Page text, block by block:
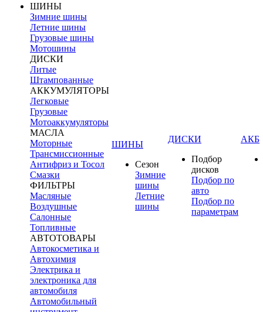
ШИНЫ
Зимние шины
Летние шины
Грузовые шины
Мотошины
ДИСКИ
Литые
Штампованные
АККУМУЛЯТОРЫ
Легковые
Грузовые
Мотоаккумуляторы
МАСЛА
Моторные
Трансмиссионные
Антифриз и Тосол
Смазки
ФИЛЬТРЫ
Масляные
Воздушные
Салонные
Топливные
АВТОТОВАРЫ
Автокосметика и
Автохимия
Электрика и
электроника для
автомобиля
Автомобильный
ШИНЫ
Сезон
Зимние
шины
Летние
шины
ДИСКИ
Подбор
дисков
Подбор по
авто
Подбор по
параметрам
АКБ